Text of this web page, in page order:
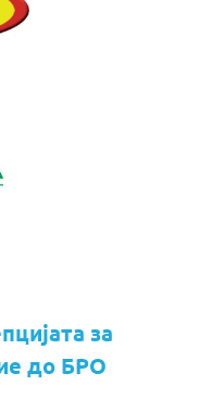
за
до БРО